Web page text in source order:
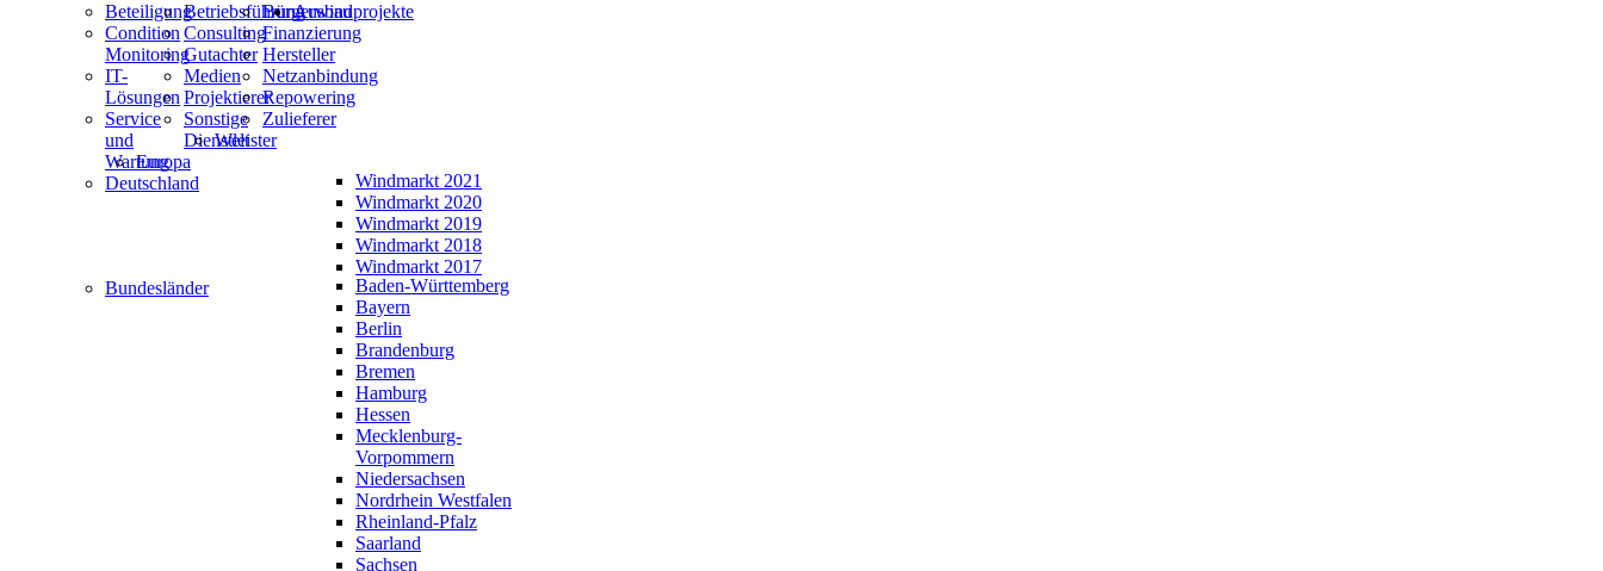
BeteiligungBetriebsführungBürgerwindprojekte
Condition
Monitoring
ConsultingFinanzierung
Gutachter Hersteller
IT-
Lösungen
Medien
Netzanbindung
ProjektiererRepowering
Service
und
Wartung
Sonstige
Dienstleister
Zulieferer
Ausbau
Welt
Europa
Deutschland
Windmarkt 2021
Windmarkt 2020
Windmarkt 2019
Windmarkt 2018
Windmarkt 2017
Bundesländer
Baden-Württemberg
Bayern
Berlin
Brandenburg
Bremen
Hamburg
Hessen
Mecklenburg-
Vorpommern
Niedersachsen
Nordrhein Westfalen
Rheinland-Pfalz
Saarland
Sachsen